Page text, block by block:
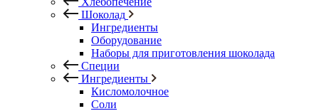
Шоколад
Ингредиенты
Оборудование
Наборы для приготовления шоколада
Специи
Ингредиенты
Кисломолочное
Соли